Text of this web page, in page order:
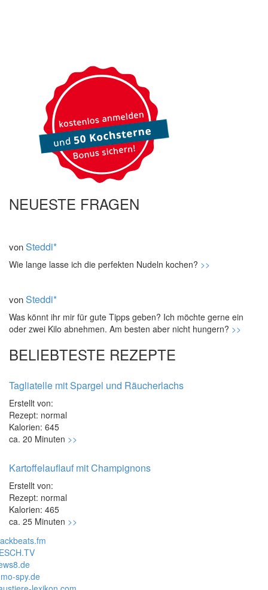
NEUESTE FRAGEN
vonSteddi*
Wie lange lasse ich die perfekten Nudeln kochen? >>
vonSteddi*
Was könnt ihr mir für gute Tipps geben? Ich möchte gerne ein
oder zwei Kilo abnehmen. Am besten aber nicht hungern? >>
BELIEBTESTE REZEPTE
Tagliatelle mit Spargel und Räucherlachs
Erstellt von:
Rezept: normal
Kalorien: 645
ca. 20 Minuten >>
Kartoffelauflauf mit Champignons
Erstellt von:
Rezept: normal
Kalorien: 465
ca. 25 Minuten >>
spy.de